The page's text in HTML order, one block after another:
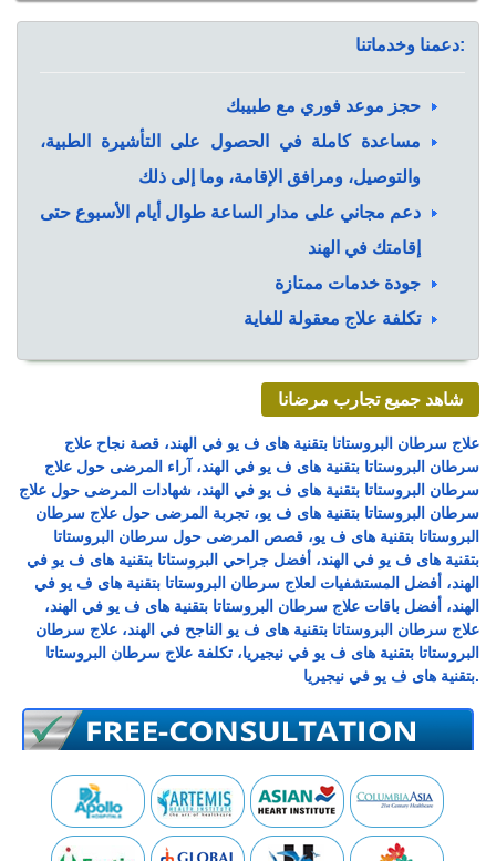
دعمنا وخدماتنا:
حجز موعد فوري مع طبيبك
مساعدة كاملة في الحصول على التأشيرة الطبية،
والتوصيل، ومرافق الإقامة، وما إلى ذلك
دعم مجاني على مدار الساعة طوال أيام الأسبوع حتى
إقامتك في الهند
جودة خدمات ممتازة
تكلفة علاج معقولة للغاية
شاهد جميع تجارب مرضانا
علاج سرطان البروستاتا بتقنية هاى ف يو في الهند، قصة نجاح علاج
سرطان البروستاتا بتقنية هاى ف يو في الهند، آراء المرضى حول علاج
سرطان البروستاتا بتقنية هاى ف يو في الهند، شهادات المرضى حول علاج
سرطان البروستاتا بتقنية هاى ف يو، تجربة المرضى حول علاج سرطان
البروستاتا بتقنية هاى ف يو، قصص المرضى حول سرطان البروستاتا
بتقنية هاى ف يو في الهند، أفضل جراحي البروستاتا بتقنية هاى ف يو في
الهند، أفضل المستشفيات لعلاج سرطان البروستاتا بتقنية هاى ف يو في
الهند، أفضل باقات علاج سرطان البروستاتا بتقنية هاى ف يو في الهند،
علاج سرطان البروستاتا بتقنية هاى ف يو الناجح في الهند، علاج سرطان
البروستاتا بتقنية هاى ف يو في نيجيريا، تكلفة علاج سرطان البروستاتا
بتقنية هاى ف يو في نيجيريا.